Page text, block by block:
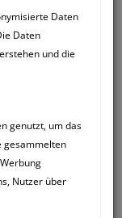
Daten
Daten
und die
genutzt, um das
gesammelten
Nutzer über
Freitag
Phini
so gut,